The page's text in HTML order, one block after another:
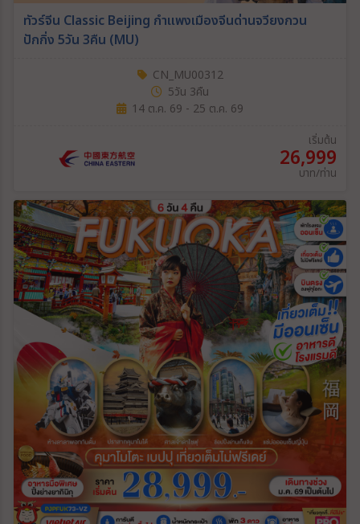
ทัวร์จีน Classic Beijing กำแพงเมืองจีนด่านจวียงกวน
ปักกิ่ง 5วัน 3คืน (MU)
CN_MU00312
5วัน 3คืน
14 ต.ค. 69 - 25 ต.ค. 69
เริ่มต้น
26,999
บาท/ท่าน